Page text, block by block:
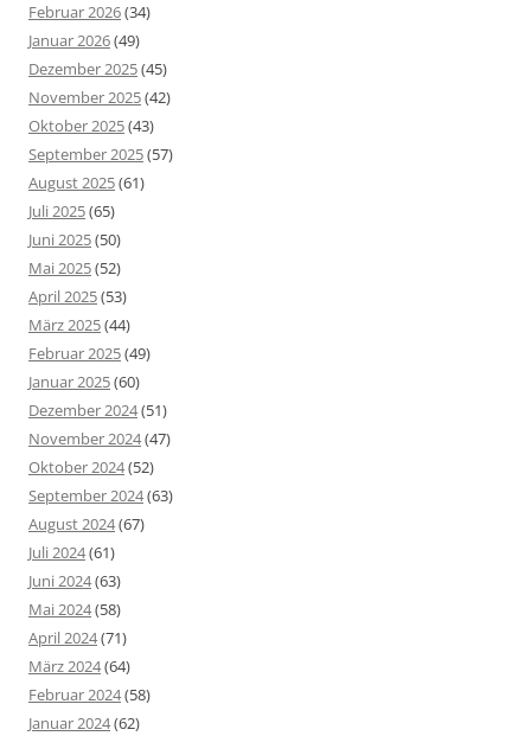
Februar 2026(34)
Januar 2026(49)
Dezember 2025(45)
November 2025(42)
Oktober 2025(43)
September 2025(57)
August 2025(61)
Juli 2025(65)
Juni 2025(50)
Mai 2025(52)
April 2025(53)
März 2025(44)
Februar 2025(49)
Januar 2025(60)
Dezember 2024(51)
November 2024(47)
Oktober 2024(52)
September 2024(63)
August 2024(67)
Juli 2024(61)
Juni 2024(63)
Mai 2024(58)
April 2024(71)
März 2024(64)
Februar 2024(58)
Januar 2024(62)